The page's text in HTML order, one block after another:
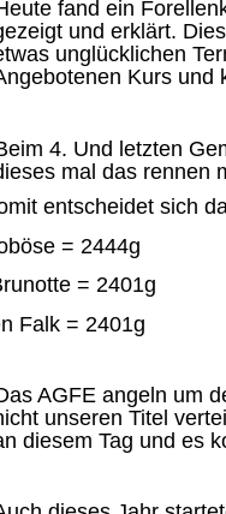
fand ein
und erklärt.
unglücklichen
Kurs und
4. Und letzten
mal das rennen
sich das
= 2444g
= 2401g
Falk = 2401g
AGFE angeln um
unseren Titel
diesem Tag und es